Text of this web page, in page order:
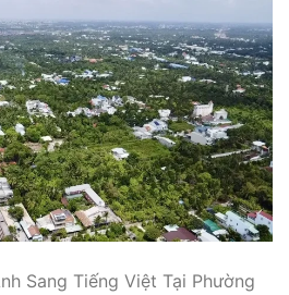
Sang Tiếng Việt Tại Phường